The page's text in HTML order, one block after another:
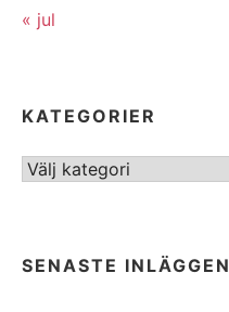
« jul
KATEGORIER
Kategorier
SENASTE INLÄGGEN